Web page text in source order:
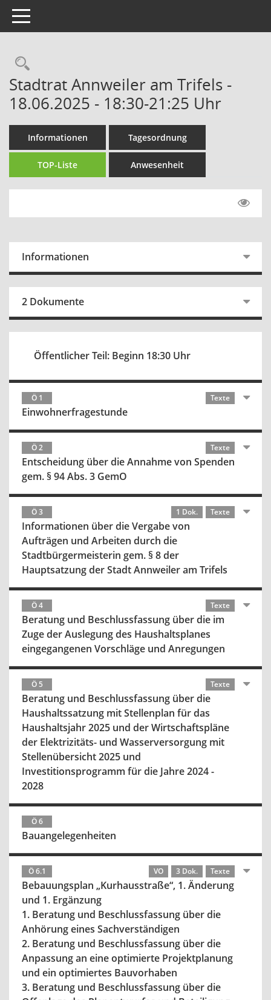
Toggle navigation
Rechercheauswahl
Stadtrat Annweiler am Trifels -
18.06.2025 - 18:30-21:25 Uhr
Informationen Tagesordnung
TOP-Liste Anwesenheit
Informationen
2 Dokumente
Öffentlicher Teil: Beginn 18:30 Uhr
Ö 1 Texte
Einwohnerfragestunde
Ö 2 Texte
Entscheidung über die Annahme von Spenden
gem. § 94 Abs. 3 GemO
Ö 3 1 Dok. Texte
Informationen über die Vergabe von
Aufträgen und Arbeiten durch die
Stadtbürgermeisterin gem. § 8 der
Hauptsatzung der Stadt Annweiler am Trifels
Ö 4 Texte
Beratung und Beschlussfassung über die im
Zuge der Auslegung des Haushaltsplanes
eingegangenen Vorschläge und Anregungen
Ö 5 Texte
Beratung und Beschlussfassung über die
Haushaltssatzung mit Stellenplan für das
Haushaltsjahr 2025 und der Wirtschaftspläne
der Elektrizitäts- und Wasserversorgung mit
Stellenübersicht 2025 und
Investitionsprogramm für die Jahre 2024 -
2028
Ö 6
Bauangelegenheiten
Ö 6.1 VO 3 Dok. Texte
Bebauungsplan „Kurhausstraße“, 1. Änderung
und 1. Ergänzung
1. Beratung und Beschlussfassung über die
Anhörung eines Sachverständigen
2. Beratung und Beschlussfassung über die
Anpassung an eine optimierte Projektplanung
und ein optimiertes Bauvorhaben
3. Beratung und Beschlussfassung über die